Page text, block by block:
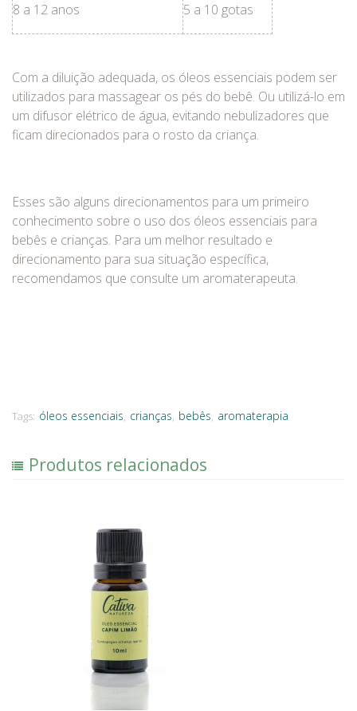
8 a 12 anos 5 a 10 gotas
Com a diluição adequada, os óleos essenciais podem ser
utilizados para massagear os pés do bebê. Ou utilizá-lo em
um difusor elétrico de água, evitando nebulizadores que
ficam direcionados para o rosto da criança.
Esses são alguns direcionamentos para um primeiro
conhecimento sobre o uso dos óleos essenciais para
bebês e crianças. Para um melhor resultado e
direcionamento para sua situação específica,
recomendamos que consulte um aromaterapeuta.
Tags: óleos essenciais, crianças, bebês, aromaterapia
Produtos relacionados